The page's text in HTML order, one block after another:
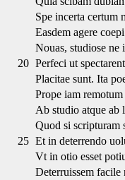
Spe incerta certum
Easdem agere
Nouas, studiose ne
20 Perfeci ut
Placitae sunt. Ita
Prope iam
Ab studio atque ab
Quod si scripturam
25 Et in deterrendo
Vt in otio esset
Deterruissem facile